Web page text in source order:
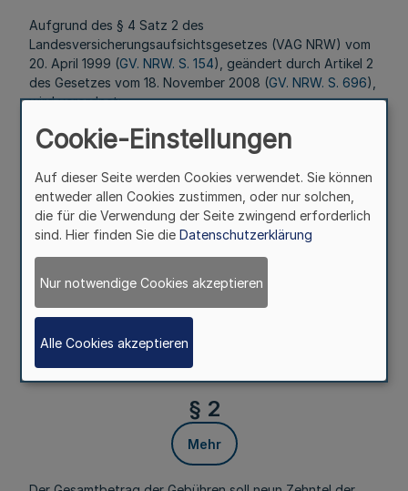
Aufgrund des § 4 Satz 2 des
Landesversicherungsaufsichtsgesetzes (VAG NRW) vom
20. April 1999 (GV. NRW. S. 154), geändert durch Artikel 2
des Gesetzes vom 18. November 2008 (GV. NRW. S. 696),
wird verordnet:
§ 1
Mehr
Die Kosten für die Versicherungsaufsicht nach § 1 und § 3
des Landesversicherungsaufsichtsgesetzes tragen die
beaufsichtigten Einrichtungen durch Entrichtung von
Gebühren. Zu den Kosten gehören auch die Kosten, die
durch eine Heranziehung von Prüfern nach § 6 Absatz 3
Nummer 4 der Versorgungswerkeverordnung vom 2. Juni
136 des Vierten Befristungsgesetzes vom 5. April 2005
GV. NRW. S. 332), entstanden sind.
§ 2
Mehr
Cookie-Einstellungen
Auf dieser Seite werden Cookies verwendet. Sie können
entweder allen Cookies zustimmen, oder nur solchen,
die für die Verwendung der Seite zwingend erforderlich
sind. Hier finden Sie die Datenschutzerklärung
Nur notwendige Cookies akzeptieren
Alle Cookies akzeptieren